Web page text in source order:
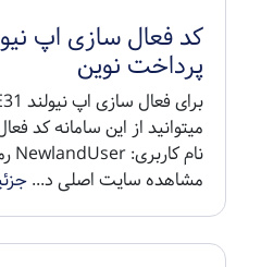
پرداخت نوین
میتوانید از این سامانه کد
مشاهده سایت اصلی د...